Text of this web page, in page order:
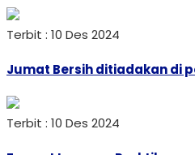
Terbit : 10 Des 2024
Jumat Bersih ditiadakan di
Terbit : 10 Des 2024